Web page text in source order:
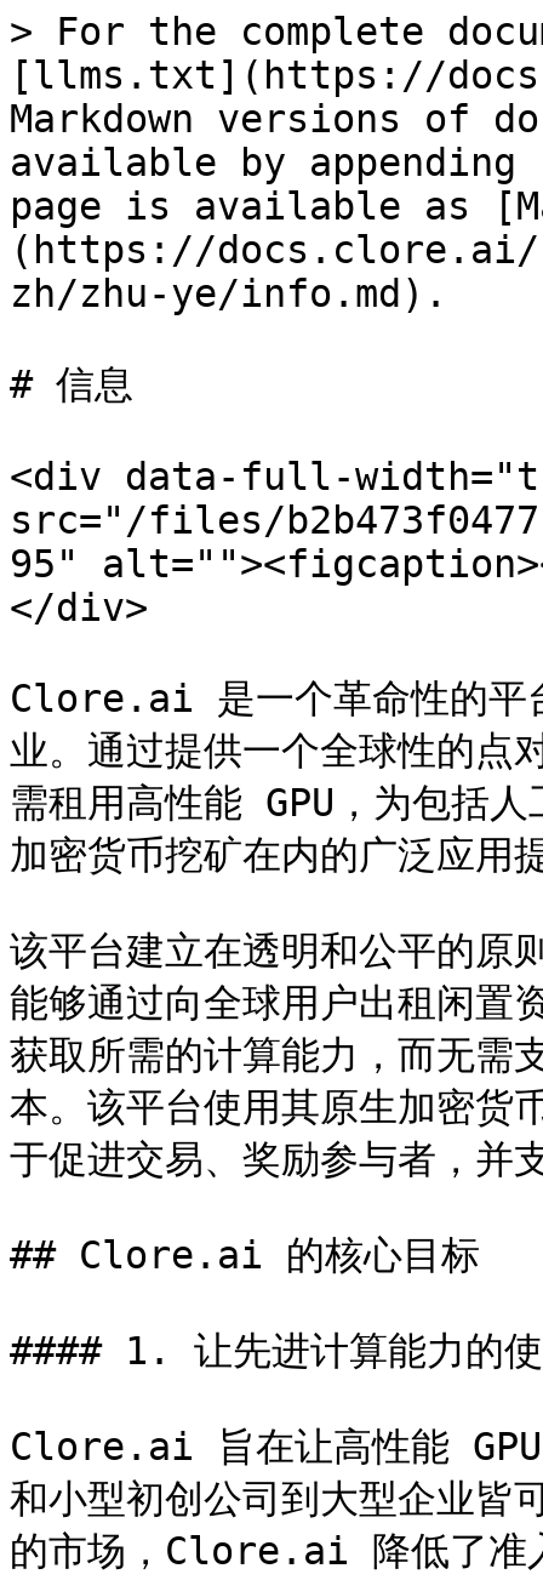
> For the complete
[llms.txt](https://
Markdown versions of
available by
page is available as
(https://
zh/zhu-ye/info.md).
# 信息
<div data-full-
src="/files/
95"
</div>
Clore.ai 是一个革命性的平
业。通过提供一个全球性的
需租用高性能 GPU，为包括
加密货币挖矿在内的广泛应用
该平台建立在透明和公平的
能够通过向全球用户出租闲置
获取所需的计算能力，而无需
本。该平台使用其原生加密
于促进交易、奖励参与者，并
## Clore.ai 的核心目标
#### 1. 让先进计算能力的
Clore.ai 旨在让高性能 GPU
和小型初创公司到大型企业皆
的市场，Clore.ai 降低了准